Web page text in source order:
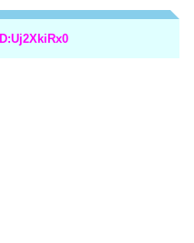
ID:Uj2XkiRx0